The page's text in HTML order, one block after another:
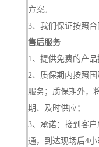
方案。
3、我们保证按照合
售后服务
1、提供免费的产
2、质保期内按照
服务；质保期外，
期、及时供应；
3、承诺：接到客
通，到达现场后4